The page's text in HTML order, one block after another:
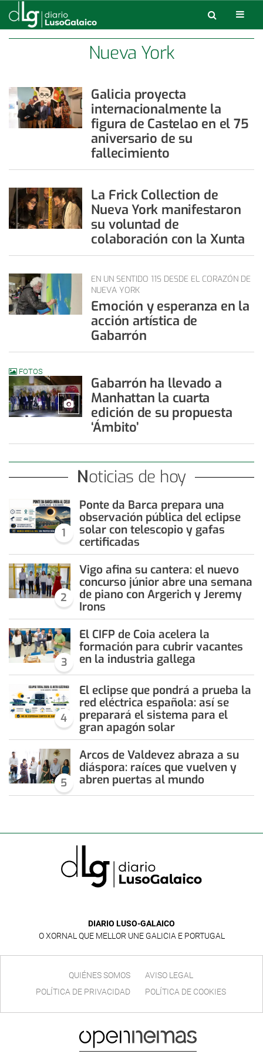
Nueva York
Galicia proyecta
internacionalmente la
figura de Castelao en el 75
aniversario de su
fallecimiento
La Frick Collection de
Nueva York manifestaron
su voluntad de
colaboración con la Xunta
EN UN SENTIDO 11S DESDE EL CORAZÓN DE
NUEVA YORK
Emoción y esperanza en la
acción artística de
Gabarrón
FOTOS
Gabarrón ha llevado a
Manhattan la cuarta
edición de su propuesta
‘Ámbito’
Noticias de hoy
1
Ponte da Barca prepara una
observación pública del eclipse
solar con telescopio y gafas
certificadas
2
Vigo afina su cantera: el nuevo
concurso júnior abre una semana
de piano con Argerich y Jeremy
Irons
3
El CIFP de Coia acelera la
formación para cubrir vacantes
en la industria gallega
4
El eclipse que pondrá a prueba la
red eléctrica española: así se
preparará el sistema para el
gran apagón solar
5
Arcos de Valdevez abraza a su
diáspora: raíces que vuelven y
abren puertas al mundo
DIARIO LUSO-GALAICO
O XORNAL QUE MELLOR UNE GALICIA E PORTUGAL
QUIÉNES SOMOS
AVISO LEGAL
POLÍTICA DE PRIVACIDAD
POLÍTICA DE COOKIES